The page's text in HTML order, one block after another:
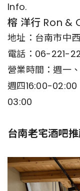
Info.
榕 洋行 Ron
地址：台南市中
電話：06-221-
營業時間：週一
週四16:00-02:00
03:00
台南老宅酒吧